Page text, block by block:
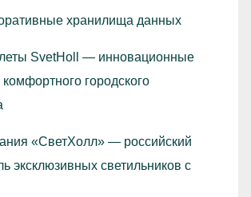
хранилища данных
SvetHoll — инновационные
городского
«СветХолл» — российский
эксклюзивных светильников с